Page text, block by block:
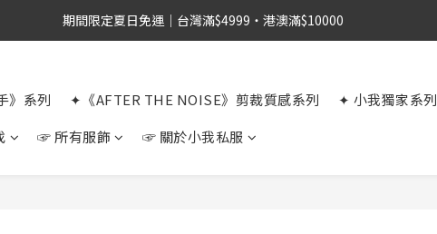
期間限定夏日免運｜台灣滿$4999・港澳滿$10000
》系列 ✦《AFTER THE NOISE》剪裁質感系列
✦ 小我獨家系列
☞ 所有服飾 ☞ 關於小我私服